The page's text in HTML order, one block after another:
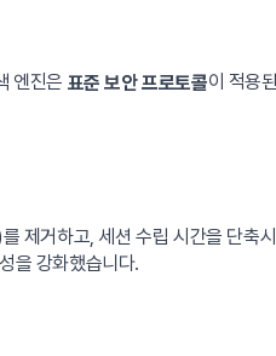
엔진은 표준 보안 프로토콜이 적용
제거하고, 세션 수립 시간을 단축
을 강화했습니다.